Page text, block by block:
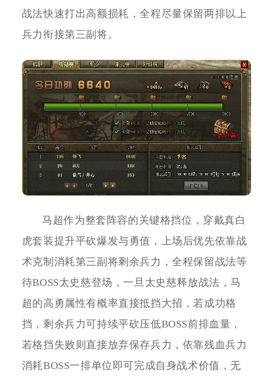
战法快速打出高额损耗，全程尽量保留两排以上
兵力衔接第三副将。
马超作为整套阵容的关键格挡位，穿戴真白
虎套装提升平砍爆发与勇值，上场后优先依靠战
术克制消耗第三副将剩余兵力，全程保留战法等
待BOSS太史慈登场，一旦太史慈释放战法，马
超的高勇属性有概率直接抵挡大招，若成功格
挡，剩余兵力可持续平砍压低BOSS前排血量，
若格挡失败则直接放弃保存兵力，依靠残血兵力
消耗BOSS一排单位即可完成自身战术价值，无